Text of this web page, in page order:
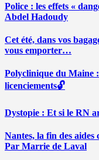
Police : les effets «
Abdel Hadoudy
Cet été, dans vos
vous emporter…
Polyclinique du Maine
licenciements🔓
Dystopie : Et si le RN
Nantes, la fin des aides
Par Marrie de Laval